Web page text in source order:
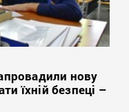
нову
їхній безпеці –